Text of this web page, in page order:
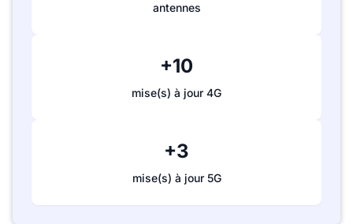
antennes
+10
mise(s) à jour 4G
+3
mise(s) à jour 5G